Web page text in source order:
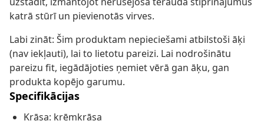
katrā stūrī un pievienotās virves.
Labi zināt: Šim produktam nepieciešami atbilstoši āķi
(nav iekļauti), lai to lietotu pareizi. Lai nodrošinātu
pareizu fit, iegādājoties ņemiet vērā gan āķu, gan
produkta kopējo garumu.
Specifikācijas
Krāsa: krēmkrāsa